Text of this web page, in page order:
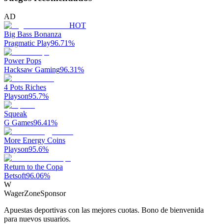
AD
HOT
Big Bass Bonanza
Pragmatic Play96.71%
Power Pops
Hacksaw Gaming96.31%
4 Pots Riches
Playson95.7%
Squeak
G Games96.41%
More Energy Coins
Playson95.6%
Return to the Copa
Betsoft96.06%
W
WagerZoneSponsor
Apuestas deportivas con las mejores cuotas. Bono de bienvenida
para nuevos usuarios.